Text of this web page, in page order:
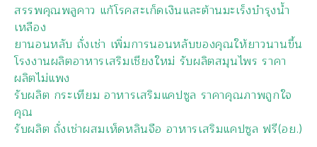
สรรพคุณพลูคาว แก้โรคสะเก็ดเงินและต้านมะเร็งบำรุงน้ำ
เหลือง
ยานอนหลับ ถั่งเช่า เพิ่มการนอนหลับของคุณให้ยาวนานขึ้น
โรงงานผลิตอาหารเสริมเชียงใหม่ รับผลิตสมุนไพร ราคา
ผลิตไม่แพง
รับผลิต กระเทียม อาหารเสริมแคปซูล ราคาคุณภาพถูกใจ
คุณ
รับผลิต ถั่งเช่าผสมเห็ดหลินจือ อาหารเสริมแคปซูล ฟรี(อย.)